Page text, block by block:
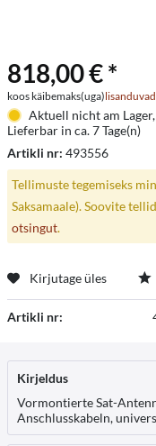
818,00 € *
koos käibemaks(uga)
Aktuell nicht am
Lieferbar in ca. 7 Tage(n)
Artikli nr: 493556
Tellimuste tegemiseks
Saksamaale). Soovite
otsingut.
Kirjutage üles
Artikli nr:
Kirjeldus
Vormontierte Sat-
Anschlusskabeln,